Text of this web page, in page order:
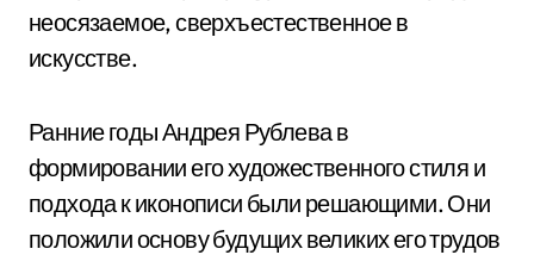
неосязаемое, сверхъестественное в
искусстве.
Ранние годы Андрея Рублева в
формировании его художественного стиля и
подхода к иконописи были решающими. Они
положили основу будущих великих его трудов